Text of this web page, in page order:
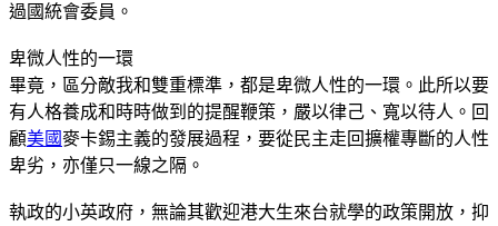
過國統會委員。
卑微人性的一環
畢竟，區分敵我和雙重標準，都是卑微人性的一環。此所以要
有人格養成和時時做到的提醒鞭策，嚴以律己、寬以待人。回
顧美國麥卡錫主義的發展過程，要從民主走回擴權專斷的人性
卑劣，亦僅只一線之隔。
執政的小英政府，無論其歡迎港大生來台就學的政策開放，抑